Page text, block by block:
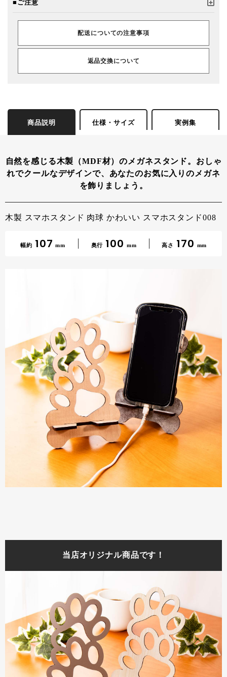
■ご注意
配送についての注意事項
返品交換について
商品説明 仕様・サイズ 実例集
自然を感じる木製（MDF材）のメガネスタンド。おしゃ
れでクールなデザインで、あなたのお気に入りのメガネ
を飾りましょう。
木製 スマホスタンド 肉球 かわいい スマホスタンド008
幅約 107 mm 奥行 100 mm 高さ 170 mm
当店オリジナル商品です！